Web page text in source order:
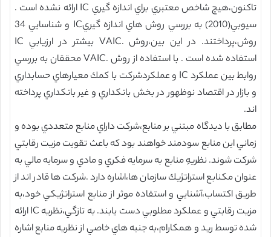
تاكنون،هيچ شاخص معتبري براي اندازه گيري IC ارائه نشده است .
سيوبي(2010) به بررسي روش هاي اندازه گيريIC و شناسايي 34
روش،پرداختند. در اين بين،روش .VAIC بيشتر در ارزيابي IC
استفاده شده است . با استفاده از روش .VAIC محققان به بررسي
روابط بين عملكرد IC و عملكردشركت با كمك معيارهاي حسابداري
و بازار در اقتصاد نوظهور در بخش بانكداري و غير بانكداري پرداخته
اند.
مطابق با ديدگاه مبتني بر منابع،شركت داراي منابع متعددي بوده و
زماني اين منابع سودمند خواهند بود كه باعث تقويت مزيت رقابتي
شركت شوند. نظريهِ منابع به سرمايه فكري و مادي و سرمايه مالي به
عنوان مكنابع استراتژيك سازمان ها،اشاره دارد .شركت ها قادر اند از
طريق اكتساب،آشنايي و استفاده موثر از منابع استراتژيكي خود،به
مزيت رقابتي و عملكرد مطلوبي دست يابند. به تازگي،نظريه IC ارائه
شده توسط ريد و همكارام،به جنبه هاي خاصي از نظريه منابع اشاره